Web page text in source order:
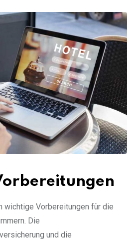
Vorbereitungen für die
Die
und die